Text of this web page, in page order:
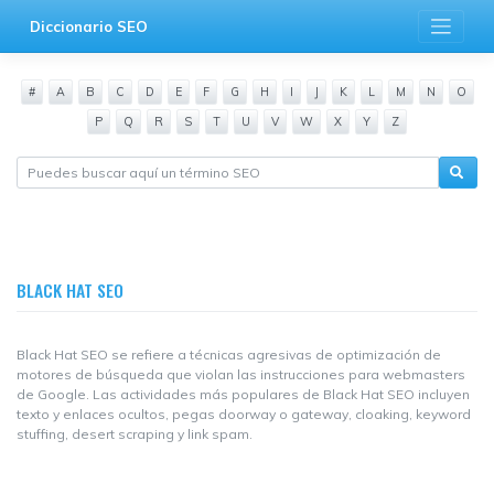
Diccionario SEO
# A B C D E F G H I J K L M N
O
P
Q R S T U V W X Y Z
BLACK HAT SEO
Black Hat SEO se refiere a técnicas agresivas de optimización de
motores de búsqueda que violan las instrucciones para webmasters
de Google. Las actividades más populares de Black Hat SEO incluyen
texto y enlaces ocultos, pegas doorway o gateway, cloaking, keyword
stuffing, desert scraping y link spam.